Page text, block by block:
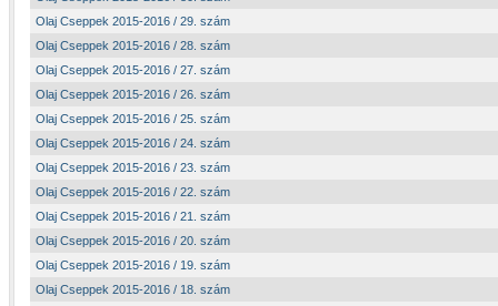
Olaj Cseppek 2015-2016 / 29. szám
Olaj Cseppek 2015-2016 / 28. szám
Olaj Cseppek 2015-2016 / 27. szám
Olaj Cseppek 2015-2016 / 26. szám
Olaj Cseppek 2015-2016 / 25. szám
Olaj Cseppek 2015-2016 / 24. szám
Olaj Cseppek 2015-2016 / 23. szám
Olaj Cseppek 2015-2016 / 22. szám
Olaj Cseppek 2015-2016 / 21. szám
Olaj Cseppek 2015-2016 / 20. szám
Olaj Cseppek 2015-2016 / 19. szám
Olaj Cseppek 2015-2016 / 18. szám